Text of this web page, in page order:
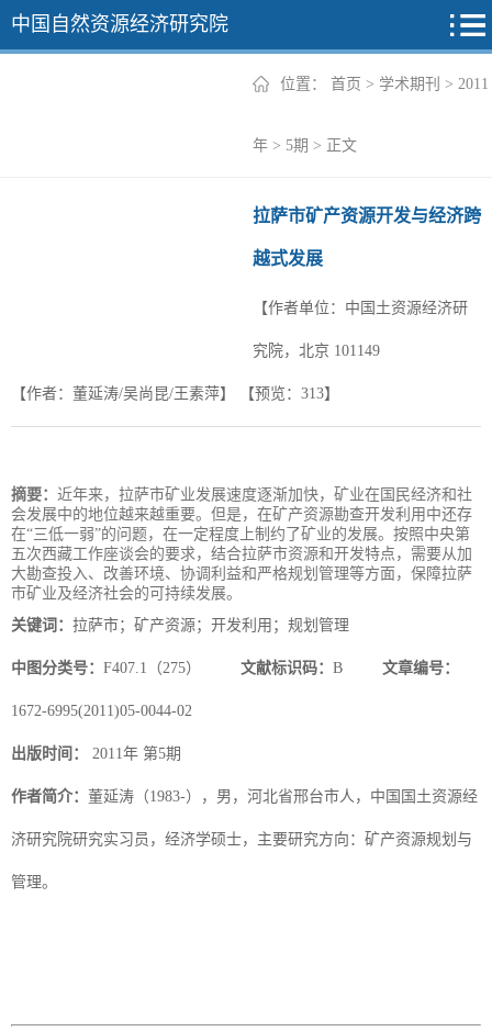
中国自然资源经济研究院
位置： 首页 > 学术期刊 > 2011
年 > 5期 > 正文
拉萨市矿产资源开发与经济跨
越式发展
【作者单位：中国土资源经济研
究院，北京 101149
【作者：董延涛/吴尚昆/王素萍】 【预览： 313】
摘要： 近年来，拉萨市矿业发展速度逐渐加快，矿业在国民经济和社
会发展中的地位越来越重要。但是，在矿产资源勘查开发利用中还存
在“三低一弱”的问题，在一定程度上制约了矿业的发展。按照中央第
五次西藏工作座谈会的要求，结合拉萨市资源和开发特点，需要从加
大勘查投入、改善环境、协调利益和严格规划管理等方面，保障拉萨
市矿业及经济社会的可持续发展。
关键词： 拉萨市；矿产资源；开发利用；规划管理
中图分类号： F407.1（275） 文献标识码： B 文章编号：
1672-6995(2011)05-0044-02
出版时间： 2011年 第5期
作者简介： 董延涛（1983-），男，河北省邢台市人，中国国土资源经
济研究院研究实习员，经济学硕士，主要研究方向：矿产资源规划与
管理。